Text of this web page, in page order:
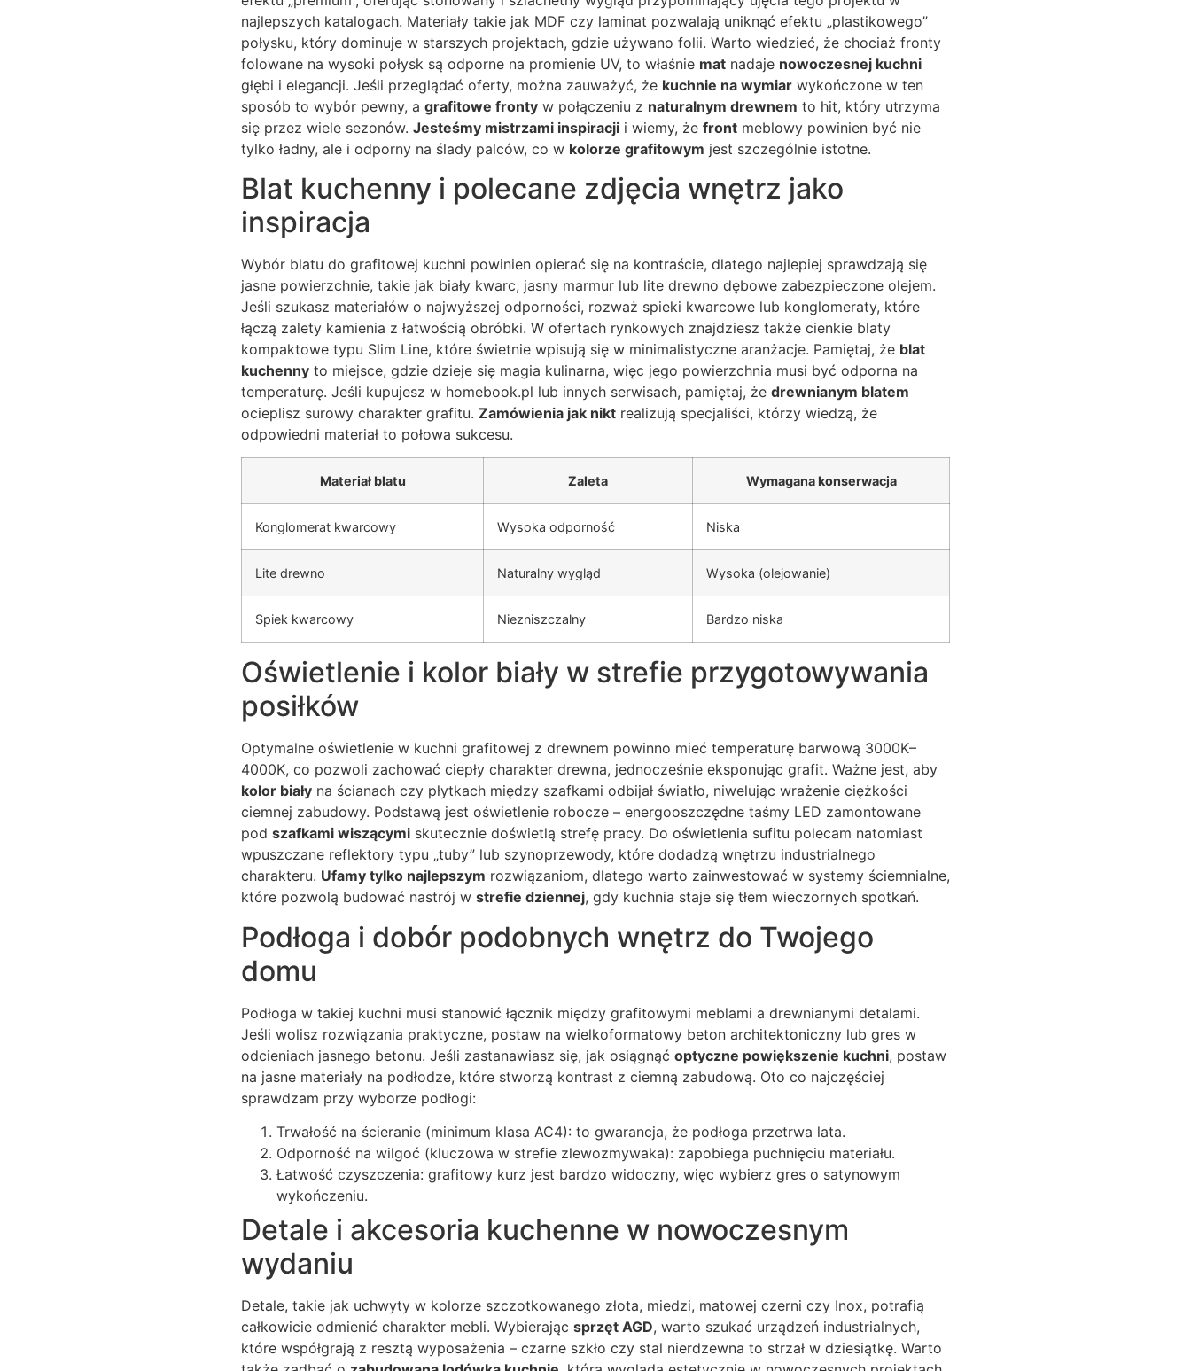
najlepszych katalogach. Materiały takie jak MDF czy laminat pozwalają uniknąć efektu „plastikowego”
połysku, który dominuje w starszych projektach, gdzie używano folii. Warto wiedzieć, że chociaż fronty
folowane na wysoki połysk są odporne na promienie UV, to właśnie mat nadaje nowoczesnej kuchni
głębi i elegancji. Jeśli przeglądać oferty, można zauważyć, że kuchnie na wymiar wykończone w ten
sposób to wybór pewny, a grafitowe fronty w połączeniu z naturalnym drewnem to hit, który utrzyma
się przez wiele sezonów. Jesteśmy mistrzami inspiracji i wiemy, że front meblowy powinien być nie
tylko ładny, ale i odporny na ślady palców, co w kolorze grafitowym jest szczególnie istotne.
Blat kuchenny i polecane zdjęcia wnętrz jako
inspiracja
Wybór blatu do grafitowej kuchni powinien opierać się na kontraście, dlatego najlepiej sprawdzają się
jasne powierzchnie, takie jak biały kwarc, jasny marmur lub lite drewno dębowe zabezpieczone olejem.
Jeśli szukasz materiałów o najwyższej odporności, rozważ spieki kwarcowe lub konglomeraty, które
łączą zalety kamienia z łatwością obróbki. W ofertach rynkowych znajdziesz także cienkie blaty
kompaktowe typu Slim Line, które świetnie wpisują się w minimalistyczne aranżacje. Pamiętaj, że blat
kuchenny to miejsce, gdzie dzieje się magia kulinarna, więc jego powierzchnia musi być odporna na
temperaturę. Jeśli kupujesz w homebook.pl lub innych serwisach, pamiętaj, że drewnianym blatem
ocieplisz surowy charakter grafitu. Zamówienia jak nikt realizują specjaliści, którzy wiedzą, że
odpowiedni materiał to połowa sukcesu.
Materiał blatu Zaleta Wymagana konserwacja
Konglomerat kwarcowy Wysoka odporność Niska
Lite drewno Naturalny wygląd Wysoka (olejowanie)
Spiek kwarcowy Niezniszczalny Bardzo niska
Oświetlenie i kolor biały w strefie przygotowywania
posiłków
Optymalne oświetlenie w kuchni grafitowej z drewnem powinno mieć temperaturę barwową 3000K–
4000K, co pozwoli zachować ciepły charakter drewna, jednocześnie eksponując grafit. Ważne jest, aby
kolor biały na ścianach czy płytkach między szafkami odbijał światło, niwelując wrażenie ciężkości
ciemnej zabudowy. Podstawą jest oświetlenie robocze – energooszczędne taśmy LED zamontowane
pod szafkami wiszącymi skutecznie doświetlą strefę pracy. Do oświetlenia sufitu polecam natomiast
wpuszczane reflektory typu „tuby” lub szynoprzewody, które dodadzą wnętrzu industrialnego
charakteru. Ufamy tylko najlepszym rozwiązaniom, dlatego warto zainwestować w systemy ściemnialne,
które pozwolą budować nastrój w strefie dziennej, gdy kuchnia staje się tłem wieczornych spotkań.
Podłoga i dobór podobnych wnętrz do Twojego
domu
Podłoga w takiej kuchni musi stanowić łącznik między grafitowymi meblami a drewnianymi detalami.
Jeśli wolisz rozwiązania praktyczne, postaw na wielkoformatowy beton architektoniczny lub gres w
odcieniach jasnego betonu. Jeśli zastanawiasz się, jak osiągnąć optyczne powiększenie kuchni, postaw
na jasne materiały na podłodze, które stworzą kontrast z ciemną zabudową. Oto co najczęściej
sprawdzam przy wyborze podłogi:
Trwałość na ścieranie (minimum klasa AC4): to gwarancja, że podłoga przetrwa lata.
Odporność na wilgoć (kluczowa w strefie zlewozmywaka): zapobiega puchnięciu materiału.
Łatwość czyszczenia: grafitowy kurz jest bardzo widoczny, więc wybierz gres o satynowym
wykończeniu.
Detale i akcesoria kuchenne w nowoczesnym
wydaniu
Detale, takie jak uchwyty w kolorze szczotkowanego złota, miedzi, matowej czerni czy Inox, potrafią
całkowicie odmienić charakter mebli. Wybierając sprzęt AGD, warto szukać urządzeń industrialnych,
które współgrają z resztą wyposażenia – czarne szkło czy stal nierdzewna to strzał w dziesiątkę. Warto